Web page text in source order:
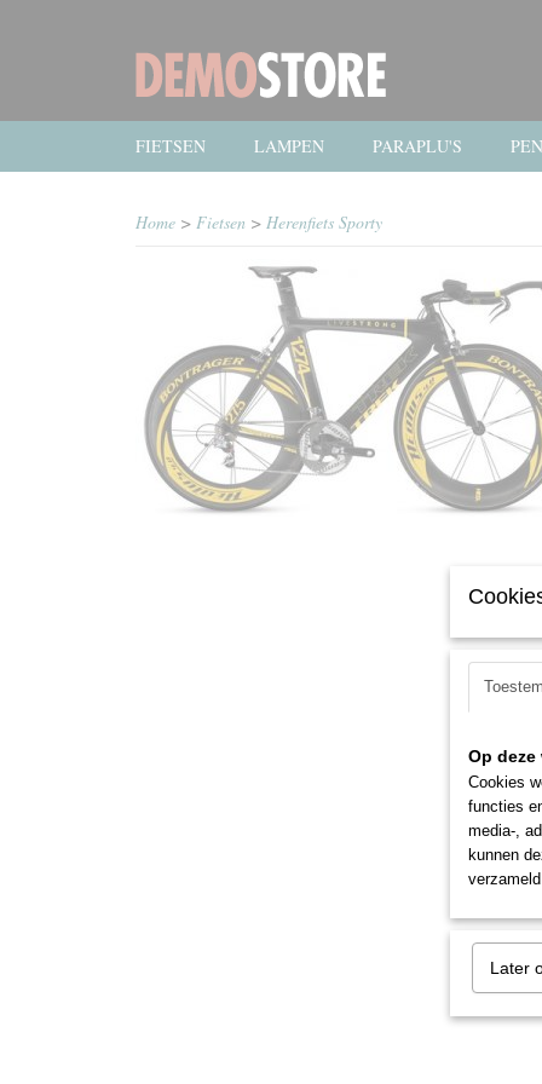
FIETSEN LAMPEN PARAPLU'S
Home > Fietsen > Herenfiets Sporty
Op
Cookies
functies
media-,
kunnen
Later